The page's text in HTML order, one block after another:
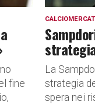
fine
La
strategia
spera nei